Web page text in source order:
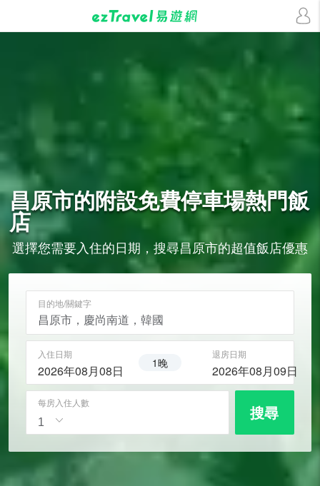
昌原市的附設免費停車場熱門飯
店
選擇您需要入住的日期，搜尋昌原市的超值飯店優惠
目的地/關鍵字
入住日期
2026年08月08日 1晚
退房日期
2026年08月09日
每房入住人數 搜尋